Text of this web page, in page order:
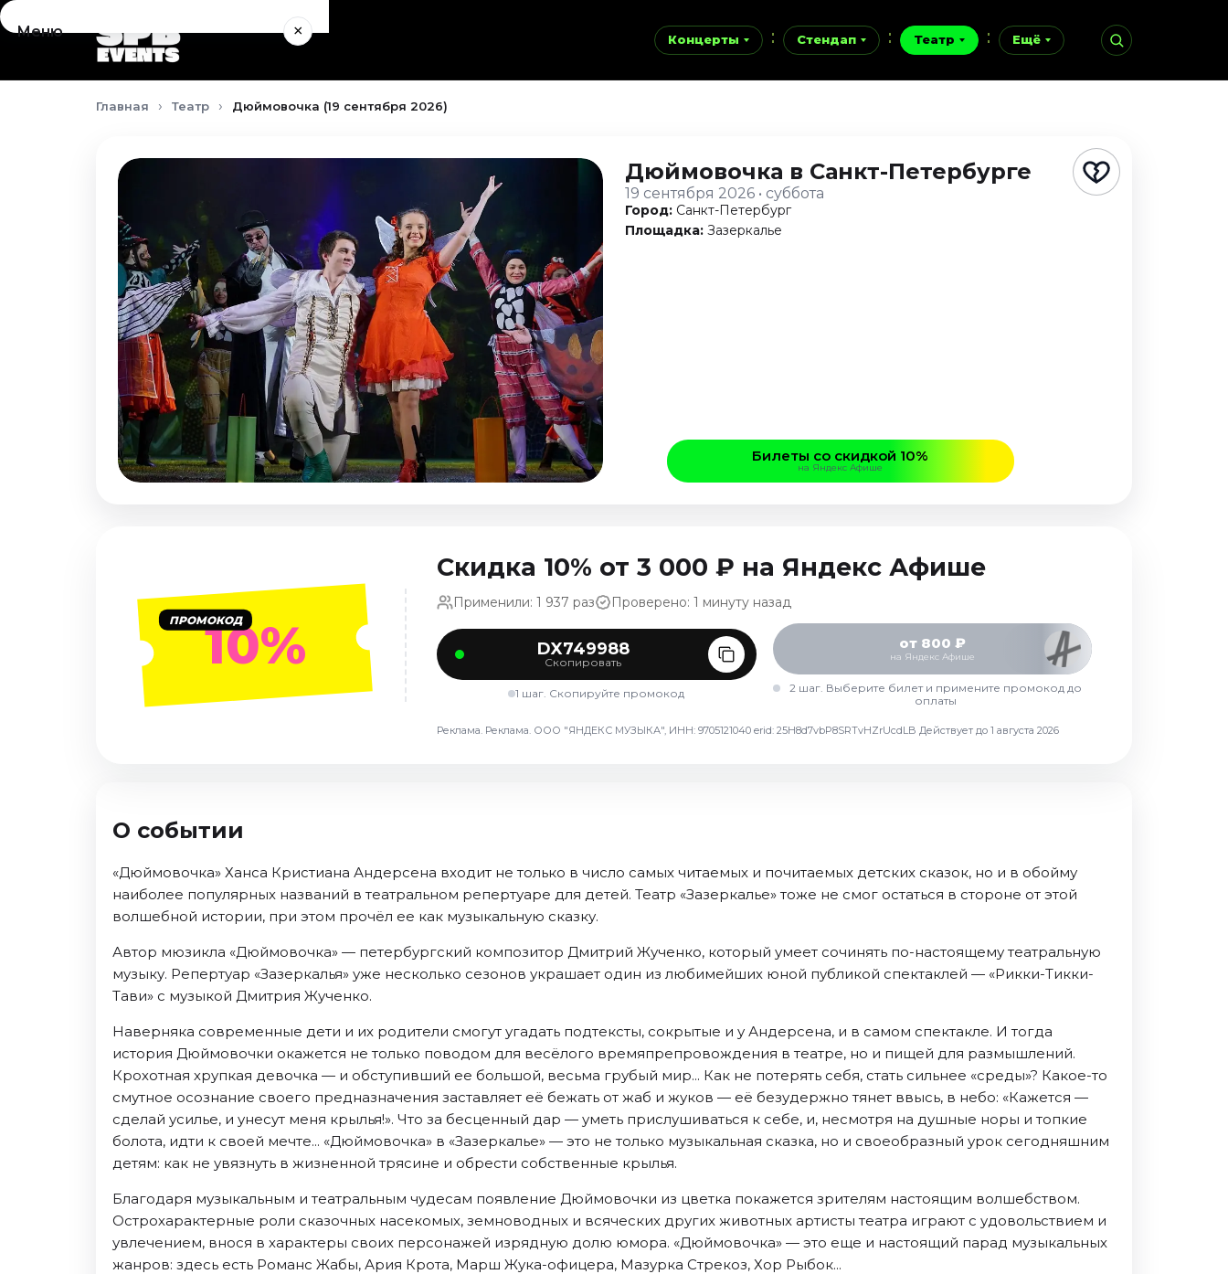
Концерты Стендап Театр Ещё
Меню ×
Концерты
Август 2026
Сентябрь 2026
Декабрь 2026
Сентябрь 2026
Октябрь 2026
Декабрь 2026
Главная Театр Дюймовочка (19 сентября 2026)
Дюймовочка в Санкт-Петербурге
19 сентября 2026 • суббота
Город: Санкт-Петербург
Площадка: Зазеркалье
Билеты со скидкой 10%
на Яндекс Афише
ПРОМОКОД10%
Скидка 10% от 3 000 ₽ на Яндекс Афише
Применили: 1 937 раз Проверено: 1 минуту назад
DX749988
Скопировать
1 шаг. Скопируйте промокод
от 800 ₽
на Яндекс Афише
2 шаг. Выберите билет и примените промокод до
оплаты
Реклама. Реклама. ООО "ЯНДЕКС МУЗЫКА", ИНН: 9705121040 erid: 25H8d7vbP8SRTvHZrUcdLB Действует до 1 августа 2026
О событии
«Дюймовочка» Ханса Кристиана Андерсена входит не только в число самых читаемых и почитаемых детских сказок, но и в обойму
наиболее популярных названий в театральном репертуаре для детей. Театр «Зазеркалье» тоже не смог остаться в стороне от этой
волшебной истории, при этом прочёл ее как музыкальную сказку.
Автор мюзикла «Дюймовочка» — петербургский композитор Дмитрий Жученко, который умеет сочинять по-настоящему театральную
музыку. Репертуар «Зазеркалья» уже несколько сезонов украшает один из любимейших юной публикой спектаклей — «Рикки-Тикки-
Тави» с музыкой Дмитрия Жученко.
Наверняка современные дети и их родители смогут угадать подтексты, сокрытые и у Андерсена, и в самом спектакле. И тогда
история Дюймовочки окажется не только поводом для весёлого времяпрепровождения в театре, но и пищей для размышлений.
Крохотная хрупкая девочка — и обступивший ее большой, весьма грубый мир... Как не потерять себя, стать сильнее «среды»? Какое-то
смутное осознание своего предназначения заставляет её бежать от жаб и жуков — её безудержно тянет ввысь, в небо: «Кажется —
сделай усилье, и унесут меня крылья!». Что за бесценный дар — уметь прислушиваться к себе, и, несмотря на душные норы и топкие
болота, идти к своей мечте... «Дюймовочка» в «Зазеркалье» — это не только музыкальная сказка, но и своеобразный урок сегодняшним
детям: как не увязнуть в жизненной трясине и обрести собственные крылья.
Благодаря музыкальным и театральным чудесам появление Дюймовочки из цветка покажется зрителям настоящим волшебством.
Острохарактерные роли сказочных насекомых, земноводных и всяческих других животных артисты театра играют с удовольствием и
увлечением, внося в характеры своих персонажей изрядную долю юмора. «Дюймовочка» — это еще и настоящий парад музыкальных
жанров: здесь есть Романс Жабы, Ария Крота, Марш Жука-офицера, Мазурка Стрекоз, Хор Рыбок...